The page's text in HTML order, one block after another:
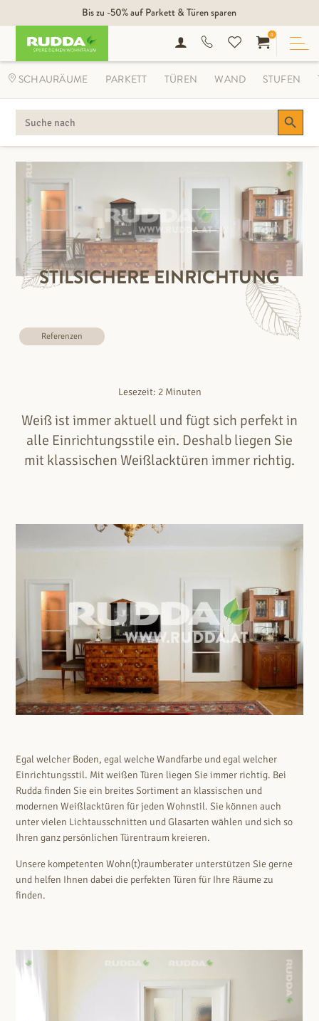
Bis zu -50% auf Parkett & Türen sparen
SEARCH
FOR:
Search Button
0
SCHAURÄUME PARKETT TÜREN WAND STUFEN
STILSICHERE EINRICHTUNG
Referenzen
Lesezeit: 2 Minuten
Weiß ist immer aktuell und fügt sich perfekt in
alle Einrichtungsstile ein. Deshalb liegen Sie
mit klassischen Weißlacktüren immer richtig.
Egal welcher Boden, egal welche Wandfarbe und egal welcher
Einrichtungsstil. Mit weißen Türen liegen Sie immer richtig. Bei
Rudda finden Sie ein breites Sortiment an klassischen und
modernen Weißlacktüren für jeden Wohnstil. Sie können auch
unter vielen Lichtausschnitten und Glasarten wählen und sich so
Ihren ganz persönlichen Türentraum kreieren.
Unsere kompetenten Wohn(t)raumberater unterstützen Sie gerne
und helfen Ihnen dabei die perfekten Türen für Ihre Räume zu
finden.